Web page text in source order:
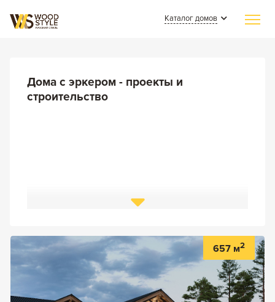
Индивидуальное строительство
Комбинированные
Контакты
Задать вопрос
Каталог домов
Дома с эркером - проекты и
строительство
657 м2